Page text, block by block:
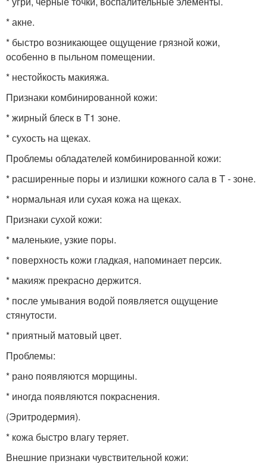
* акне.
* быстро возникающее ощущение грязной кожи,
особенно в пыльном помещении.
* нестойкость макияжа.
Признаки комбинированной кожи:
* жирный блеск в T1 зоне.
* сухость на щеках.
Проблемы обладателей комбинированной кожи:
* расширенные поры и излишки кожного сала в T - зоне.
* нормальная или сухая кожа на щеках.
Признаки сухой кожи:
* маленькие, узкие поры.
* поверхность кожи гладкая, напоминает персик.
* макияж прекрасно держится.
* после умывания водой появляется ощущение
стянутости.
* приятный матовый цвет.
Проблемы:
* рано появляются морщины.
* иногда появляются покраснения.
(Эритродермия).
* кожа быстро влагу теряет.
Внешние признаки чувствительной кожи: